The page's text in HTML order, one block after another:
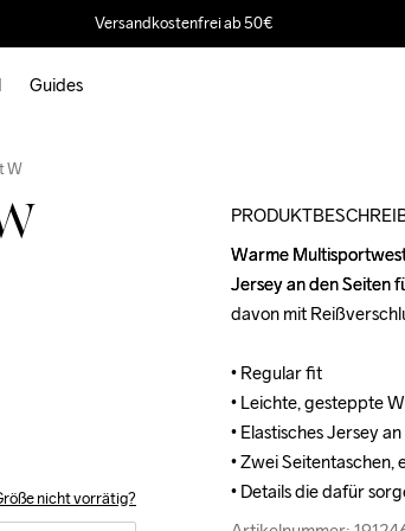
Versandkostenfrei ab 50€
Guides
W
nicht vorrätig?
Warme
Jersey an den Seiten
davon mit
• Regular fit
• Leichte, gesteppte
• Elastisches Jersey
• Zwei Seitentaschen,
• Details die dafür
Warme
Jersey an den Seiten
davon mit
• Regular fit
• Leichte, gesteppte
• Elastisches Jersey
• Zwei Seitentaschen,
• Details die dafür